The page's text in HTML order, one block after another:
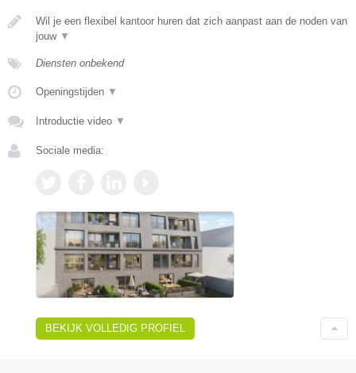
Wil je een flexibel kantoor huren dat zich aanpast aan de noden van
jouw ▼
Diensten onbekend
Openingstijden ▼
Introductie video ▼
Sociale media:
BEKIJK VOLLEDIG PROFIEL